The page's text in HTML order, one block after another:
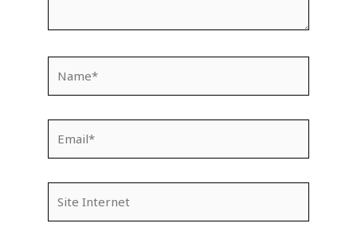
Internet